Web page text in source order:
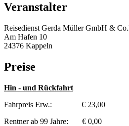
Veranstalter
Reisedienst Gerda Müller GmbH &
Am Hafen 10
24376 Kappeln
Preise
Hin - und Rückfahrt
Fahrpreis Erw.: € 23,00
Rentner ab 99 Jahre: € 0,00